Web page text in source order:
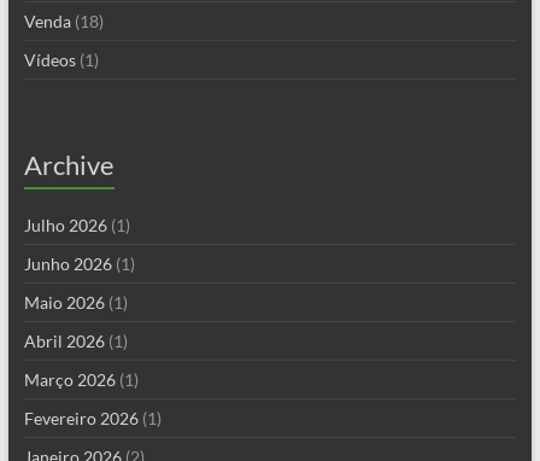
Venda(18)
Vídeos(1)
Archive
Julho 2026(1)
Junho 2026(1)
Maio 2026(1)
Abril 2026(1)
Março 2026(1)
Fevereiro 2026(1)